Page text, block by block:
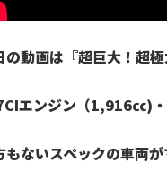
の動画は『超巨大！超
エンジン（1,916㏄)・
もないスペックの車両